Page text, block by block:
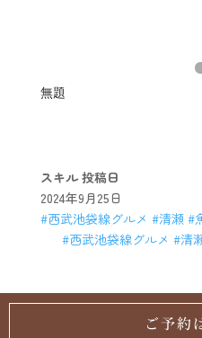
無題
スキル 投稿日
2024年9月25日
#西武池袋線グルメ #清瀬 #
#西武池袋線グルメ #清
ご予約